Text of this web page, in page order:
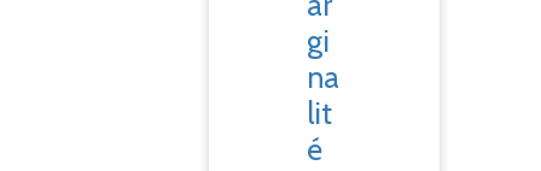
gi
na
lit
é